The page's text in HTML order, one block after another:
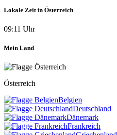
Lokale Zeit in Österreich
09:11 Uhr
Mein Land
Österreich
Belgien
Deutschland
Dänemark
Frankreich